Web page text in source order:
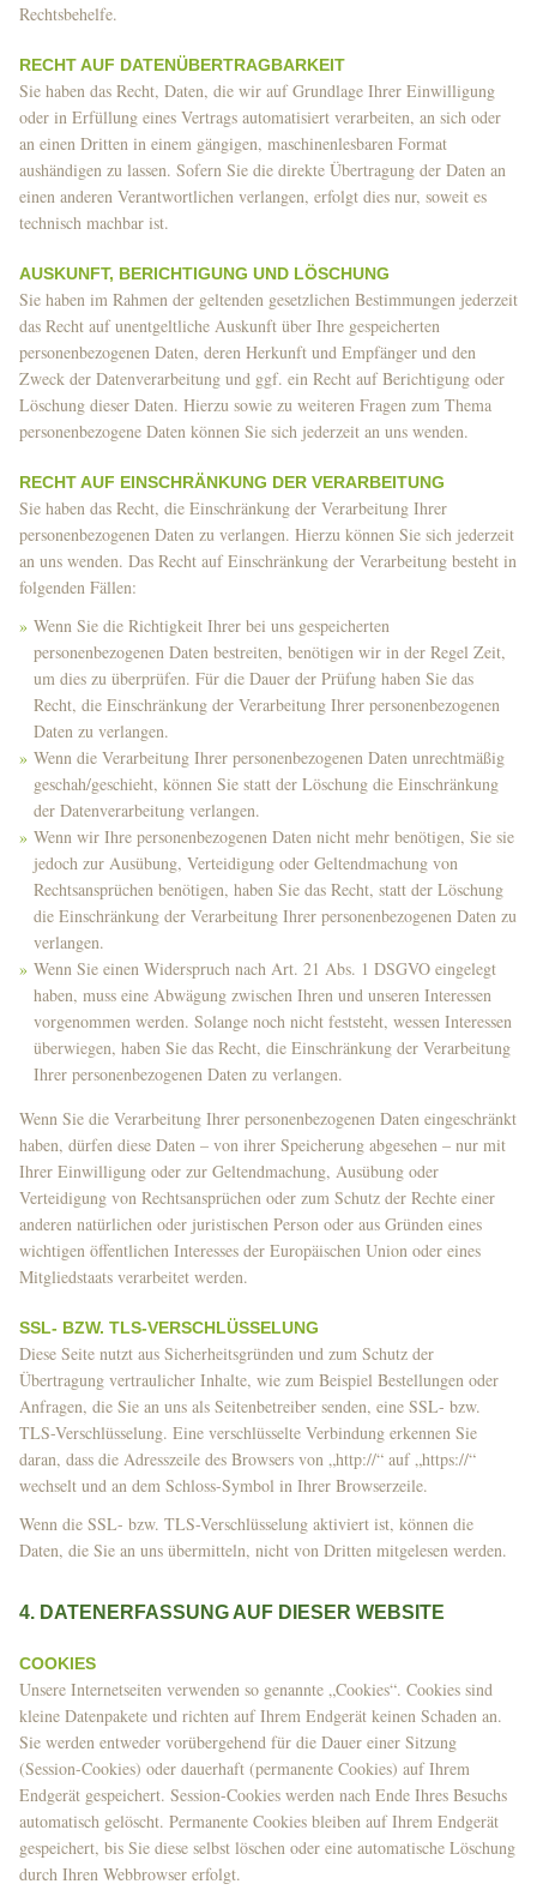
Rechtsbehelfe.
RECHT AUF DATEN­ÜBERTRAG­BARKEIT
Sie haben das Recht, Daten, die wir auf Grundlage Ihrer Einwilligung
oder in Erfüllung eines Vertrags automatisiert verarbeiten, an sich oder
an einen Dritten in einem gängigen, maschinenlesbaren Format
aushändigen zu lassen. Sofern Sie die direkte Übertragung der Daten an
einen anderen Verantwortlichen verlangen, erfolgt dies nur, soweit es
technisch machbar ist.
AUSKUNFT, BERICHTIGUNG UND LÖSCHUNG
Sie haben im Rahmen der geltenden gesetzlichen Bestimmungen jederzeit
das Recht auf unentgeltliche Auskunft über Ihre gespeicherten
personenbezogenen Daten, deren Herkunft und Empfänger und den
Zweck der Datenverarbeitung und ggf. ein Recht auf Berichtigung oder
Löschung dieser Daten. Hierzu sowie zu weiteren Fragen zum Thema
personenbezogene Daten können Sie sich jederzeit an uns wenden.
RECHT AUF EINSCHRÄNKUNG DER VERARBEITUNG
Sie haben das Recht, die Einschränkung der Verarbeitung Ihrer
personenbezogenen Daten zu verlangen. Hierzu können Sie sich jederzeit
an uns wenden. Das Recht auf Einschränkung der Verarbeitung besteht in
folgenden Fällen:
Wenn Sie die Richtigkeit Ihrer bei uns gespeicherten
personenbezogenen Daten bestreiten, benötigen wir in der Regel Zeit,
um dies zu überprüfen. Für die Dauer der Prüfung haben Sie das
Recht, die Einschränkung der Verarbeitung Ihrer personenbezogenen
Daten zu verlangen.
Wenn die Verarbeitung Ihrer personenbezogenen Daten unrechtmäßig
geschah/geschieht, können Sie statt der Löschung die Einschränkung
der Datenverarbeitung verlangen.
Wenn wir Ihre personenbezogenen Daten nicht mehr benötigen, Sie sie
jedoch zur Ausübung, Verteidigung oder Geltendmachung von
Rechtsansprüchen benötigen, haben Sie das Recht, statt der Löschung
die Einschränkung der Verarbeitung Ihrer personenbezogenen Daten zu
verlangen.
Wenn Sie einen Widerspruch nach Art. 21 Abs. 1 DSGVO eingelegt
haben, muss eine Abwägung zwischen Ihren und unseren Interessen
vorgenommen werden. Solange noch nicht feststeht, wessen Interessen
überwiegen, haben Sie das Recht, die Einschränkung der Verarbeitung
Ihrer personenbezogenen Daten zu verlangen.
Wenn Sie die Verarbeitung Ihrer personenbezogenen Daten eingeschränkt
haben, dürfen diese Daten – von ihrer Speicherung abgesehen – nur mit
Ihrer Einwilligung oder zur Geltendmachung, Ausübung oder
Verteidigung von Rechtsansprüchen oder zum Schutz der Rechte einer
anderen natürlichen oder juristischen Person oder aus Gründen eines
wichtigen öffentlichen Interesses der Europäischen Union oder eines
Mitgliedstaats verarbeitet werden.
SSL- BZW. TLS-VERSCHLÜSSELUNG
Diese Seite nutzt aus Sicherheitsgründen und zum Schutz der
Übertragung vertraulicher Inhalte, wie zum Beispiel Bestellungen oder
Anfragen, die Sie an uns als Seitenbetreiber senden, eine SSL- bzw.
TLS-Verschlüsselung. Eine verschlüsselte Verbindung erkennen Sie
daran, dass die Adresszeile des Browsers von „http://“ auf „https://“
wechselt und an dem Schloss-Symbol in Ihrer Browserzeile.
Wenn die SSL- bzw. TLS-Verschlüsselung aktiviert ist, können die
Daten, die Sie an uns übermitteln, nicht von Dritten mitgelesen werden.
4. DATENERFASSUNG AUF DIESER WEBSITE
COOKIES
Unsere Internetseiten verwenden so genannte „Cookies“. Cookies sind
kleine Datenpakete und richten auf Ihrem Endgerät keinen Schaden an.
Sie werden entweder vorübergehend für die Dauer einer Sitzung
(Session-Cookies) oder dauerhaft (permanente Cookies) auf Ihrem
Endgerät gespeichert. Session-Cookies werden nach Ende Ihres Besuchs
automatisch gelöscht. Permanente Cookies bleiben auf Ihrem Endgerät
gespeichert, bis Sie diese selbst löschen oder eine automatische Löschung
durch Ihren Webbrowser erfolgt.